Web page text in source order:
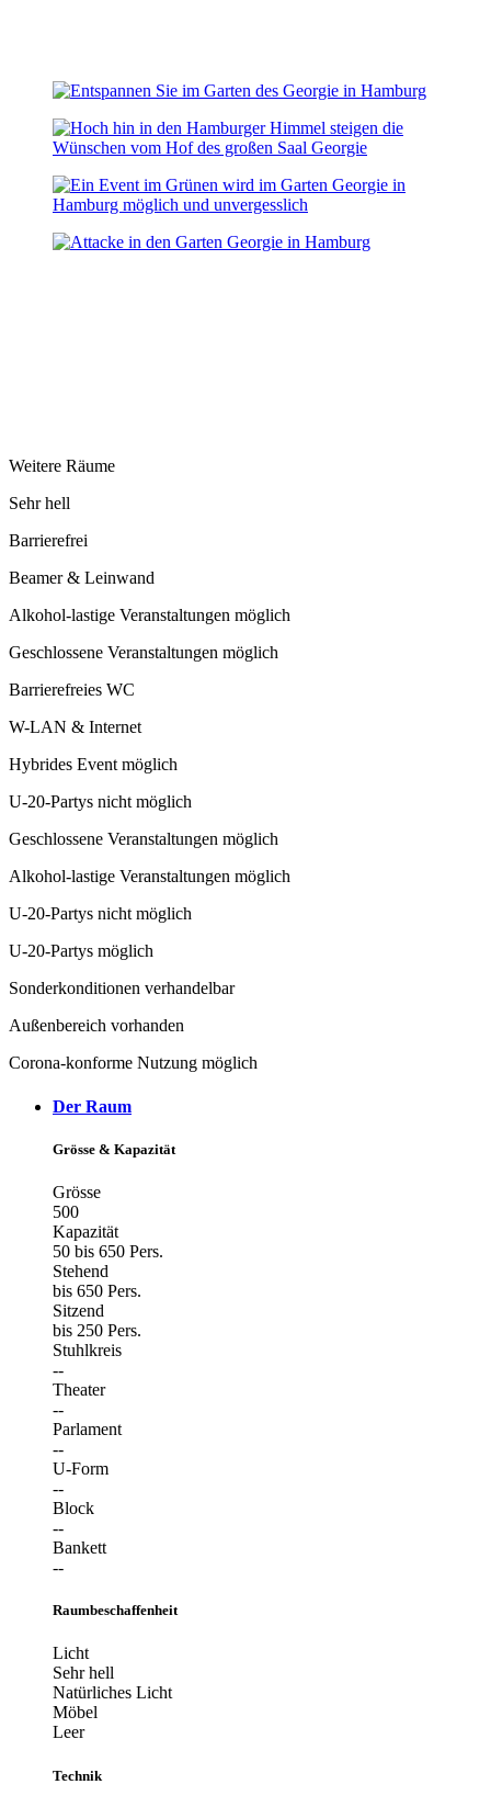
Weitere Räume
Sehr hell
Barrierefrei
Beamer & Leinwand
Alkohol-lastige Veranstaltungen möglich
Geschlossene Veranstaltungen möglich
Barrierefreies WC
W-LAN & Internet
Hybrides Event möglich
U-20-Partys nicht möglich
Geschlossene Veranstaltungen möglich
Alkohol-lastige Veranstaltungen möglich
U-20-Partys nicht möglich
U-20-Partys möglich
Sonderkonditionen verhandelbar
Außenbereich vorhanden
Corona-konforme Nutzung möglich
Der Raum
Grösse & Kapazität
Grösse
500
Kapazität
50 bis 650 Pers.
Stehend
bis 650 Pers.
Sitzend
bis 250 Pers.
Stuhlkreis
--
Theater
--
Parlament
--
U-Form
--
Block
--
Bankett
--
Raumbeschaffenheit
Licht
Sehr hell
Natürliches Licht
Möbel
Leer
Technik